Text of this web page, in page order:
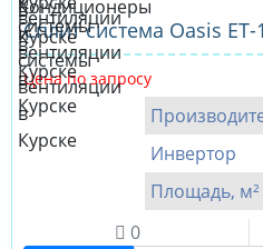
Сплит система Oasis ET-
Цена по запросу
Инвертор
Площадь, м²
0